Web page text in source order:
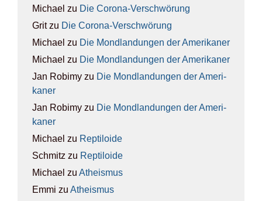
Michael zu Die Coro­na-Ver­schwö­rung
Gritzu Die Coro­na-Ver­schwö­rung
Michael zu Die Mond­lan­dun­gen der Ame­ri­ka­ner
Michael zu Die Mond­lan­dun­gen der Ame­ri­ka­ner
Jan Robimy zu Die Mond­lan­dun­gen der Ame­ri­
ka­ner
Jan Robimy zu Die Mond­lan­dun­gen der Ame­ri­
ka­ner
Michael zu Rep­ti­lo­ide
Schmitz zu Rep­ti­lo­ide
Michael zu Athe­is­mus
Emmi zu Athe­is­mus